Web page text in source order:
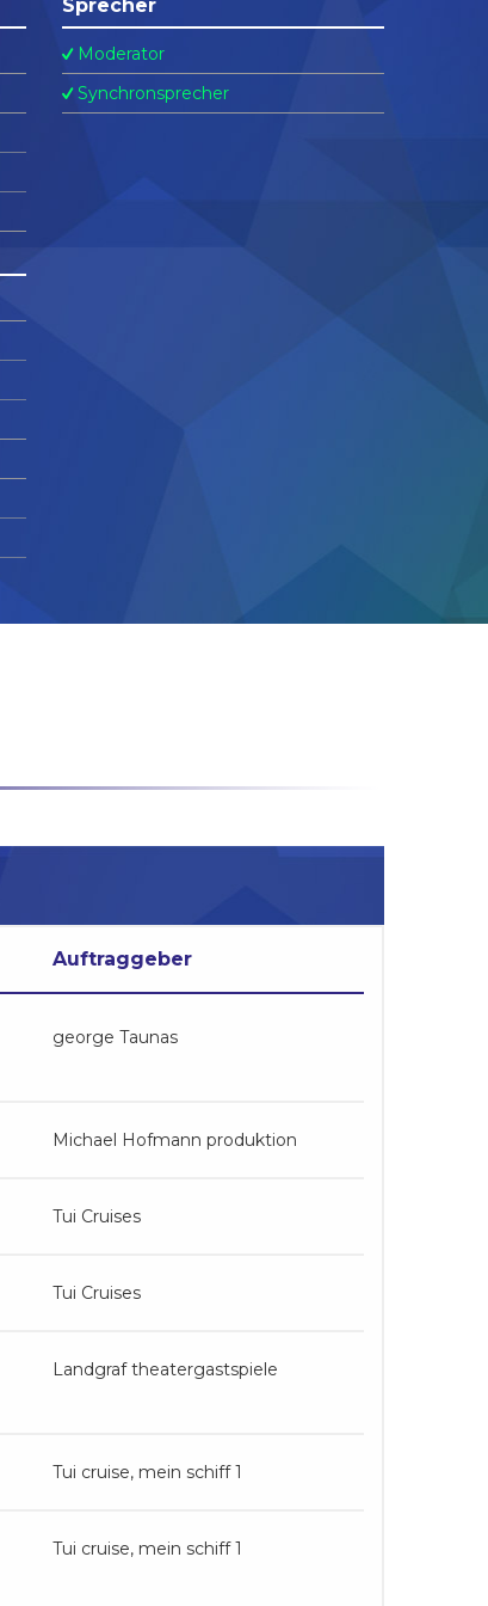
Sprecher
Moderator
Synchronsprecher
Auftraggeber
george Taunas
Michael Hofmann produktion
Tui Cruises
Tui Cruises
Landgraf theatergastspiele
Tui cruise, mein schiff 1
Tui cruise, mein schiff 1